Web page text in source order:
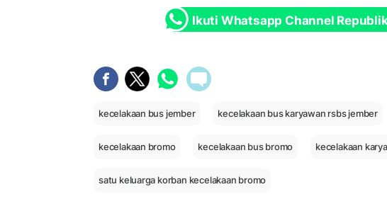
Ikuti Whatsapp Channel
kecelakaan bus jember kecelakaan bus karyawan rsbs jember
kecelakaan bromo kecelakaan bus bromo kecelakaan
satu keluarga korban kecelakaan bromo